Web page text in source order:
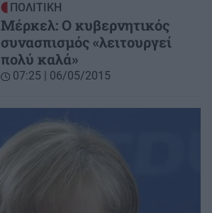
ΠΟΛΙΤΙΚΗ
Μέρκελ: O κυβερνητικός
συνασπισμός «λειτουργεί
πολύ καλά»
07:25 | 06/05/2015